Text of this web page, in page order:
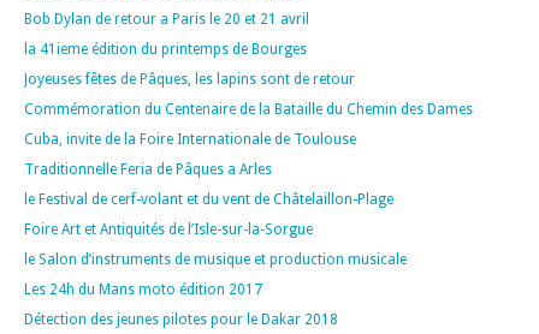
Bob Dylan de retour a Paris le 20 et 21 avril
la 41ieme édition du printemps de Bourges
Joyeuses fêtes de Pâques, les lapins sont de retour
Commémoration du Centenaire de la Bataille du Chemin des Dames
Cuba, invite de la Foire Internationale de Toulouse
Traditionnelle Feria de Pâques a Arles
le Festival de cerf-volant et du vent de Châtelaillon-Plage
Foire Art et Antiquités de l’Isle-sur-la-Sorgue
le Salon d’instruments de musique et production musicale
Les 24h du Mans moto édition 2017
Détection des jeunes pilotes pour le Dakar 2018